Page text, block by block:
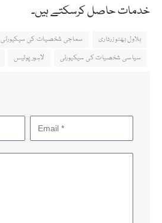
خدمات حاصل کرسکتے ہیں۔
بلاول بھٹو زرداری
سماجی شخصیات کی سیکیورٹی
سیاسی شخصیات کی سیکیورٹی
لاہور پولیس